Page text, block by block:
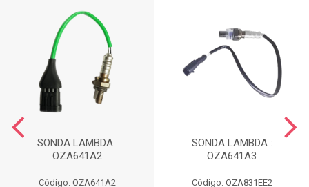
SONDA LAMBDA :
OZA641A2
Código: OZA641A2
SONDA LAMBDA :
OZA641A3
Código: OZA831EE2